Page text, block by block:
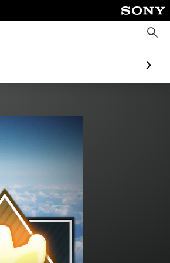
搜
索